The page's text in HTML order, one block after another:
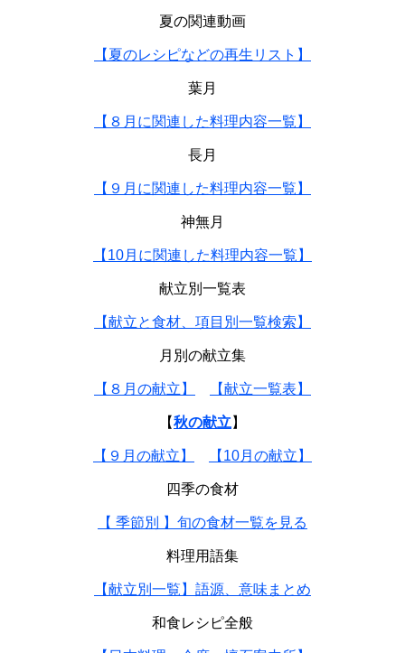
夏の関連動画
【夏のレシピなどの再生リスト】
葉月
【８月に関連した料理内容一覧】
長月
【９月に関連した料理内容一覧】
神無月
【10月に関連した料理内容一覧】
献立別一覧表
【献立と食材、項目別一覧検索】
月別の献立集
【８月の献立】 【献立一覧表】
【秋の献立 】
【９月の献立】 【10月の献立】
四季の食材
【 季節別 】旬の食材一覧を見る
料理用語集
【献立別一覧】語源、意味まとめ
和食レシピ全般